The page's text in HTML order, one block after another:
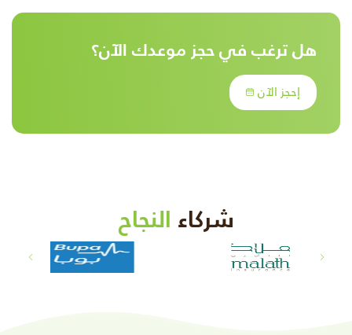
هل ترغب في حجز موعدك الآن؟
إحجز الآن
شركاء النجاح